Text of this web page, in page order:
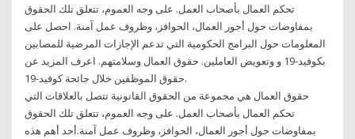
تحكم العمال بأصحاب العمل. على وجه العموم، تتعلق تلك الحقوق
بمفاوضات حول أجور العمال، الحوافز، وظروف عمل آمنة. احصل على
المعلومات حول البرامج الحكومية التي تدعم الإجازات المرضية للمصابين
بكوفيد-19 و وتعويض العاملين. حقوق العمال وسلامتهم. اعرف المزيد عن
حقوق الموظفين خلال جائحة كوفيد-19.
حقوق العمال هي مجموعة من الحقوق القانونية تتصل بالعلاقات التي
تحكم العمال بأصحاب العمل. على وجه العموم، تتعلق تلك الحقوق
بمفاوضات حول أجور العمال، الحوافز، وظروف عمل آمنة.أحد أهم هذه